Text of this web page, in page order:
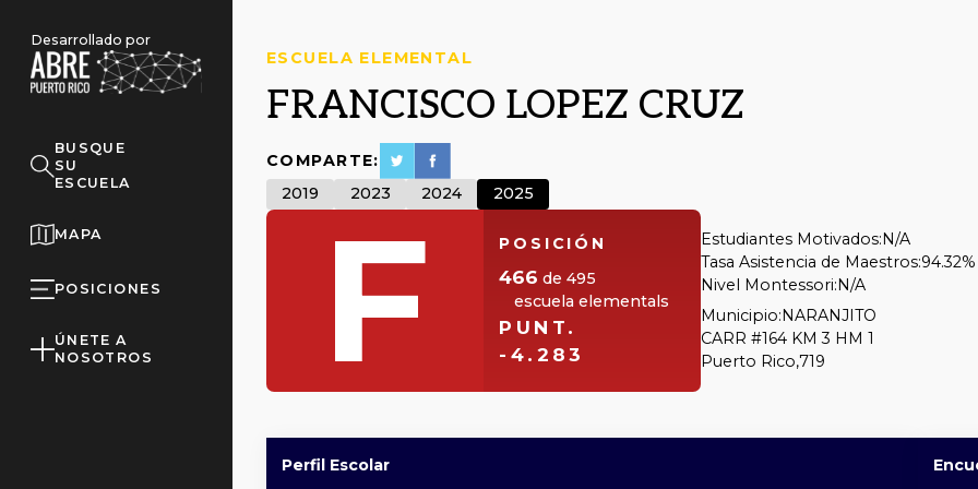
Desarrollado por
BUSQUE
SU
ESCUELA
MAPA
POSICIONES
ÚNETE A
NOSOTROS
ESCUELA ELEMENTAL
FRANCISCO LOPEZ CRUZ
COMPARTE:
2019
2023 2024 2025
F POSICIÓN
466 de495
escuela elementals
PUNT.
-4.283
Estudiantes Motivados:N/A
Tasa Asistencia de Maestros:94.32%
Nivel Montessori:N/A
Municipio:NARANJITO
CARR #164 KM 3 HM 1
Puerto Rico,719
Perfil Escolar